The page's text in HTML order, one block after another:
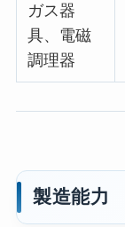
ガス器
具、電磁
調理器
製造能力